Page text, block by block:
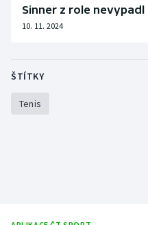
Sinner z role nevypadl
10. 11. 2024
ŠTÍTKY
Tenis